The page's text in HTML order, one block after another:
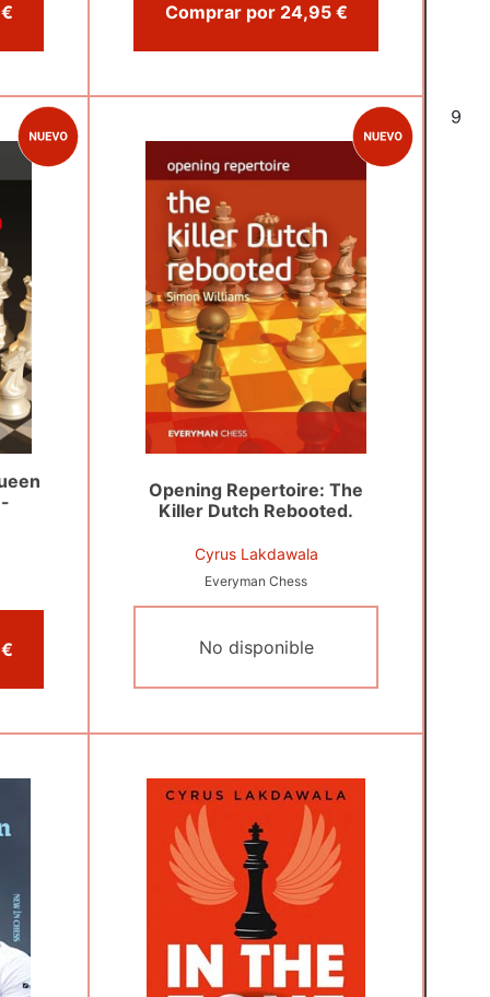
6
Comprar por 23,90 € Comprar por 24,95 €
Comprar por 24,95 €
Opening Repertoire: The
Killer Dutch Rebooted.
Cyrus Lakdawala
Everyman Chess
No disponible